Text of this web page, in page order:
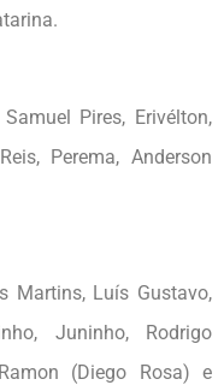
Pires, Erivélton,
Perema, Anderson
Martins, Luís Gustavo,
Juninho, Rodrigo
(Diego Rosa) e